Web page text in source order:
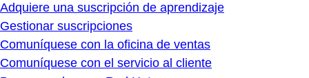
Adquiere una suscripción de aprendizaje
Gestionar suscripciones
Comuníquese con la oficina de ventas
Comuníquese con el servicio al cliente